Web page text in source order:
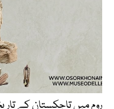
روم میں تاجکستان کے